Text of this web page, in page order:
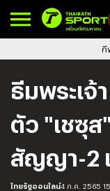
กี
ธีมพระเจ้
ตัว "เชซุส
สัญญา-2
ไทยรัฐออนไลน์4 ก.ค. 2565